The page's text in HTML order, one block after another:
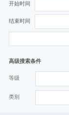
开始时间
结束时间
高级搜索条件
等级
类别